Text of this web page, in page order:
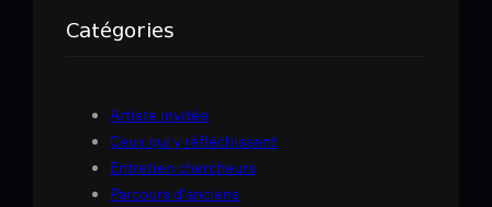
Catégories
Artiste invitée
Ceux qui y réfléchissent
Entretien chercheurs
Parcours d'anciens